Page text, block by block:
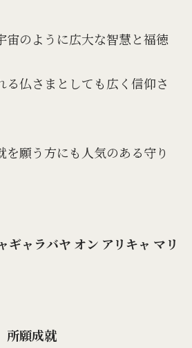
宙のように広大な智慧と福徳
る仏さまとしても広く信仰さ
願う方にも人気のある守り
ギャラバヤ オン アリキャ マリ
所願成就